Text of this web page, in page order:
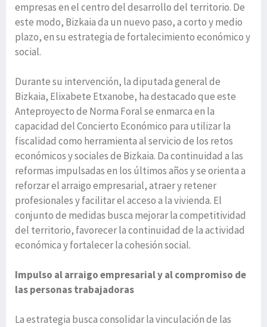
empresas en el centro del desarrollo del territorio. De
este modo, Bizkaia da un nuevo paso, a corto y medio
plazo, en su estrategia de fortalecimiento económico y
social.
Durante su intervención, la diputada general de
Bizkaia, Elixabete Etxanobe, ha destacado que este
Anteproyecto de Norma Foral se enmarca en la
capacidad del Concierto Económico para utilizar la
fiscalidad como herramienta al servicio de los retos
económicos y sociales de Bizkaia. Da continuidad a las
reformas impulsadas en los últimos años y se orienta a
reforzar el arraigo empresarial, atraer y retener
profesionales y facilitar el acceso a la vivienda. El
conjunto de medidas busca mejorar la competitividad
del territorio, favorecer la continuidad de la actividad
económica y fortalecer la cohesión social.
Impulso al arraigo empresarial y al compromiso de
las personas trabajadoras
La estrategia busca consolidar la vinculación de las